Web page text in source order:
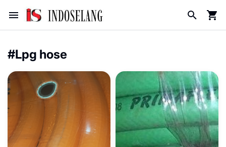
#Lpg hose